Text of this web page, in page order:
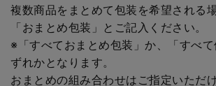
複数商品をまとめて包装を希望される
「おまとめ包装」とご記入ください。
※「すべておまとめ包装」か、「すべ
ずれかとなります。
おまとめの組み合わせはご指定いただけ